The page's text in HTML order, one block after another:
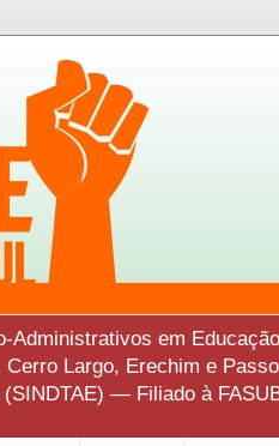
Administrativos em
Largo, Erechim e
— Filiado à